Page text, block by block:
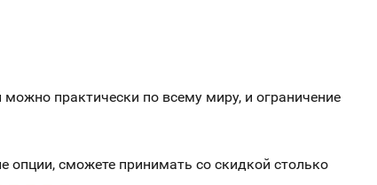
можно практически по всему миру, и ограничение
опции, сможете принимать со скидкой столько